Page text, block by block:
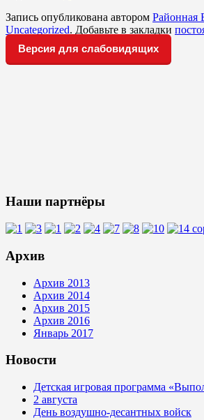
Запись опубликована автором Районная
Uncategorized. Добавьте в закладки
Версия для слабовидящих
Наши партнёры
Архив
Архив 2013
Архив 2014
Архив 2015
Архив 2016
Январь 2017
Новости
Детская игровая программа
2 августа
День воздушно-десантных войск